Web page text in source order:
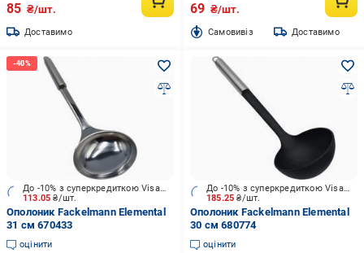
85 ₴/шт.
Доставимо
69 ₴/шт.
Cамовивіз Доставимо
113.05₴/шт.
До -10% з суперкредиткою Visa Вигода
Ополоник Fackelmann Elemental
31 см 670433
оцінити
185.25₴/шт.
До -10% з суперкредиткою Visa Вигода
Ополоник Fackelmann Elemental
30 см 680774
оцінити